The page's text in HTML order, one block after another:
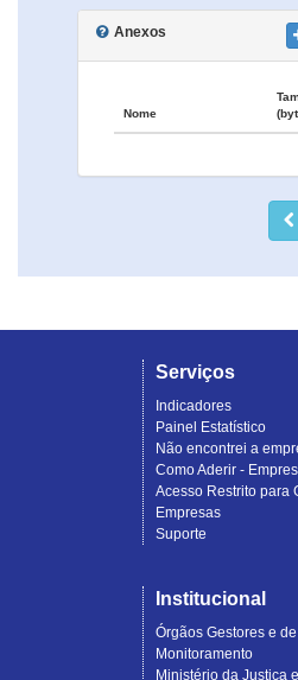
Anexos
Nome
Serviços
Indicadores
Painel Estatístico
Não encontrei a
Como Aderir -
Acesso Restrito para
Empresas
Suporte
Institucional
Órgãos Gestores e de
Monitoramento
Ministério da Justiça